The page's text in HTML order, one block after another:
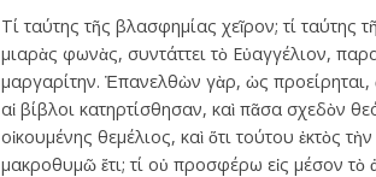
Τί ταύτης τῆς βλασφημίας χεῖρον; τί ταύτης
μιαρὰς φωνὰς, συντάττει τὸ Εὐαγγέλιον,
μαργαρίτην. Ἐπανελθὼν γὰρ, ὡς προείρηται,
αἱ βίβλοι κατηρτίσθησαν, καὶ πᾶσα σχεδὸν
οἰκουμένης θεμέλιος, καὶ ὅτι τούτου ἐκτὸς
μακροθυμῶ ἔτι; τί οὐ προσφέρω εἰς μέσον